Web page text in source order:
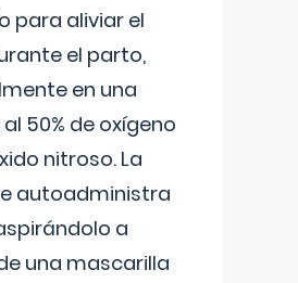
para aliviar el
el parto,
en una
50% de oxígeno
nitroso. La
autoadministra
a
una mascarilla